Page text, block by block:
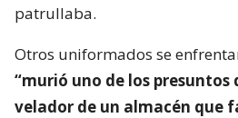
patrullaba.
Otros uniformados se
“murió uno de los presuntos
velador de un almacén que